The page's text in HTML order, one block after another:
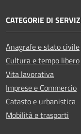
CATEGORIE DI
Anagrafe e stato civile
Cultura e tempo libero
Vita lavorativa
Imprese e Commercio
Catasto e urbanistica
Mobilità e trasporti